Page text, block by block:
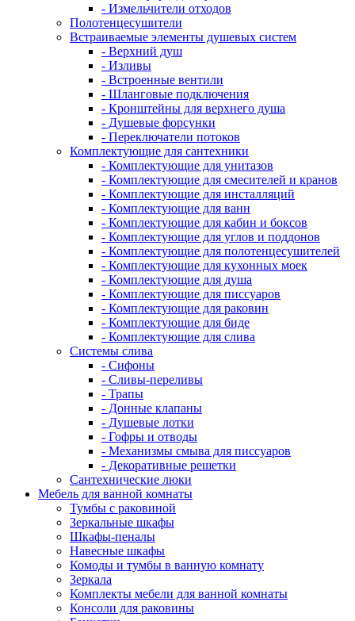
- Измельчители отходов
Полотенцесушители
Встраиваемые элементы душевых систем
- Верхний душ
- Изливы
- Встроенные вентили
- Шланговые подключения
- Кронштейны для верхнего душа
- Душевые форсунки
- Переключатели потоков
Комплектующие для сантехники
- Комплектующие для унитазов
- Комплектующие для смесителей и кранов
- Комплектующие для инсталляций
- Комплектующие для ванн
- Комплектующие для кабин и боксов
- Комплектующие для углов и поддонов
- Комплектующие для полотенцесушителей
- Комплектующие для кухонных моек
- Комплектующие для душа
- Комплектующие для писсуаров
- Комплектующие для раковин
- Комплектующие для биде
- Комплектующие для слива
Системы слива
- Сифоны
- Сливы-переливы
- Трапы
- Донные клапаны
- Душевые лотки
- Гофры и отводы
- Механизмы смыва для писсуаров
- Декоративные решетки
Сантехнические люки
Мебель для ванной комнаты
Тумбы с раковиной
Зеркальные шкафы
Шкафы-пеналы
Навесные шкафы
Комоды и тумбы в ванную комнату
Зеркала
Комплекты мебели для ванной комнаты
Консоли для раковины